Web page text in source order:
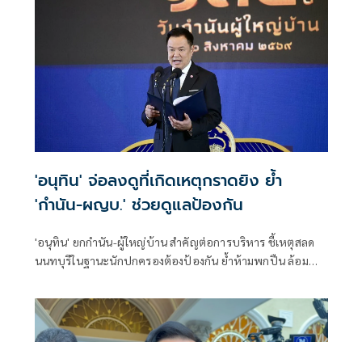
'อนุทิน' จ่อลงดูที่เกิดเหตุกราดยิง ย้ำ
'กำนัน-ผญบ.' ช่วยดูแลป้องกัน
'อนุทิน' ยกกำนัน-ผู้ใหญ่บ้าน สำคัญต่อการบริหาร ชี้เหตุสลด
นนทบุรีในฐานะนักปกครองต้องป้องกัน ย้ำห้ามพกปืน ล้อม
ที่เกิดเหตุ